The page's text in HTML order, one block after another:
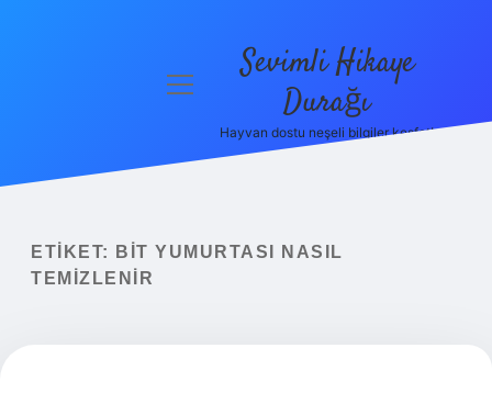
Yasal Uyarı
menüyü
Sevimli Hikaye
Durağı
Hayvan dostu neşeli bilgiler keşfet!
ETIKET:
BIT YUMURTASI NASIL
TEMIZLENIR